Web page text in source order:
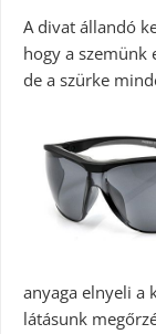
A divat állandó
hogy a szemünk
de a szürke
anyaga elnyeli a
látásunk